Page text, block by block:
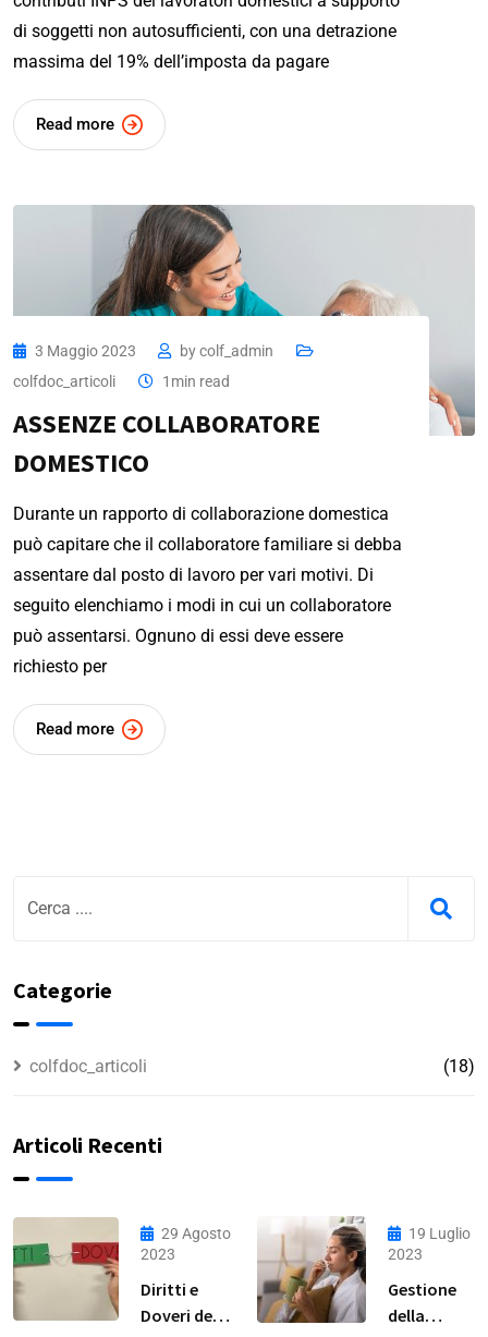
di soggetti non autosufficienti, con una detrazione
massima del 19% dell’imposta da pagare
Read more
3 Maggio 2023 bycolf_admin
colfdoc_articoli
1min read
ASSENZE COLLABORATORE
DOMESTICO
Durante un rapporto di collaborazione domestica
può capitare che il collaboratore familiare si debba
assentare dal posto di lavoro per vari motivi. Di
seguito elenchiamo i modi in cui un collaboratore
può assentarsi. Ognuno di essi deve essere
richiesto per
Read more
Categorie
colfdoc_articoli (18)
Articoli Recenti
29 Agosto
2023
Diritti e
Doveri della
19 Luglio
2023
Gestione
della